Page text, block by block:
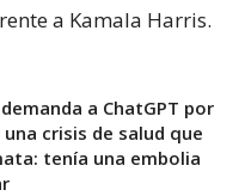
a Kamala Harris.
a ChatGPT por
crisis de salud que
tenía una embolia